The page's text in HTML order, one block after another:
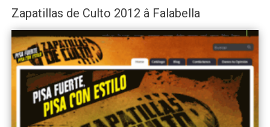
Zapatillas de Culto 2012 â Falabella